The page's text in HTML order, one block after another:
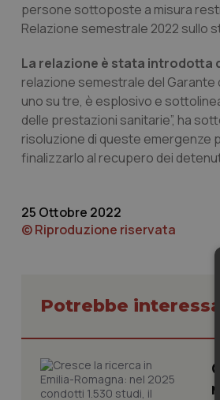
persone sottoposte a misura
Relazione semestrale 2022 sullo
La relazione è stata introdotta
relazione semestrale del
uno su tre, è esplosivo e
delle prestazioni sanitarie”, ha
risoluzione di queste emergenze
finalizzarlo al recupero dei
25 Ottobre 2022
© Riproduzione riservata
Potrebbe